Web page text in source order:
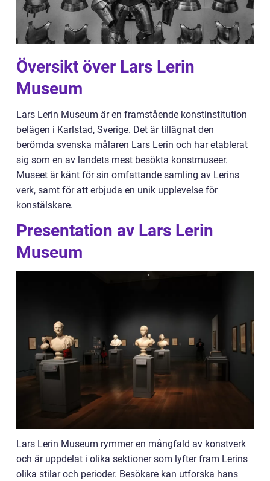
Översikt över Lars Lerin
Museum
Lars Lerin Museum är en framstående konstinstitution
belägen i Karlstad, Sverige. Det är tillägnat den
berömda svenska målaren Lars Lerin och har etablerat
sig som en av landets mest besökta konstmuseer.
Museet är känt för sin omfattande samling av Lerins
verk, samt för att erbjuda en unik upplevelse för
konstälskare.
Presentation av Lars Lerin
Museum
Lars Lerin Museum rymmer en mångfald av konstverk
och är uppdelat i olika sektioner som lyfter fram Lerins
olika stilar och perioder. Besökare kan utforska hans